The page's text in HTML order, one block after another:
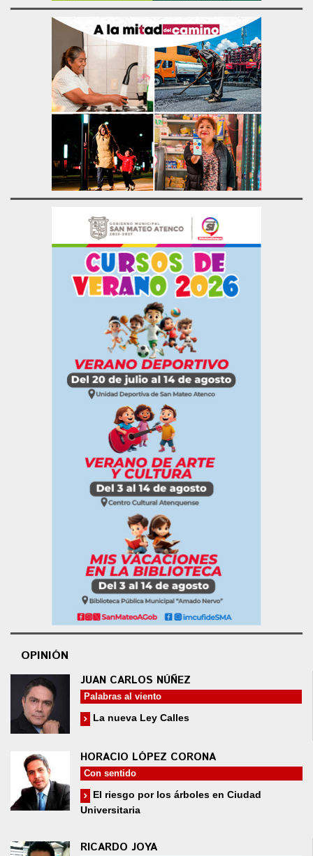
OPINIÓN
JUAN CARLOS NÚÑEZ
Palabras al viento
La nueva Ley Calles
HORACIO LÓPEZ CORONA
Con sentido
El riesgo por los árboles en Ciudad
Universitaria
RICARDO JOYA